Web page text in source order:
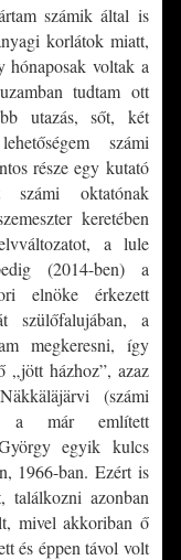
számik által is
korlátok miatt,
hónaposak voltak a
tudtam ott
utazás, sőt, két
számi
része egy kutató
oktatónak
keretében
a lule
(2014-ben) a
elnöke érkezett
szülőfalujában, a
megkeresni, így
„jött házhoz”, azaz
(számi
a már említett
egyik kulcs
1966-ban. Ezért is
találkozni azonban
mivel akkoriban ő
és éppen távol volt